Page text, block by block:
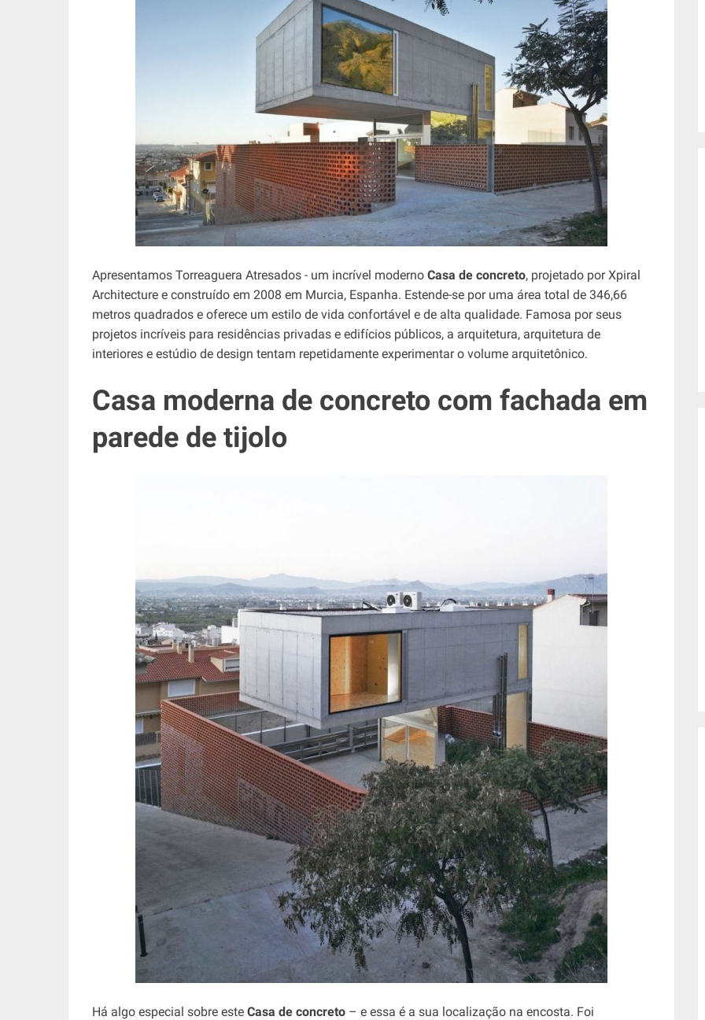
Apresentamos Torreaguera Atresados ​​- um incrível moderno Casa de concreto, projetado por Xpiral
Architecture e construído em 2008 em Murcia, Espanha. Estende-se por uma área total de 346,66
metros quadrados e oferece um estilo de vida confortável e de alta qualidade. Famosa por seus
projetos incríveis para residências privadas e edifícios públicos, a arquitetura, arquitetura de
interiores e estúdio de design tentam repetidamente experimentar o volume arquitetônico.
Casa moderna de concreto com fachada em
parede de tijolo
Há algo especial sobre este Casa de concreto – e essa é a sua localização na encosta. Foi